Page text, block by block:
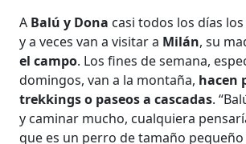
A Balú y Dona casi todos los días
y a veces van a visitar a Milán, su
el campo. Los fines de semana,
domingos, van a la montaña, hacen
trekkings o paseos a cascadas.
y caminar mucho, cualquiera
que es un perro de tamaño